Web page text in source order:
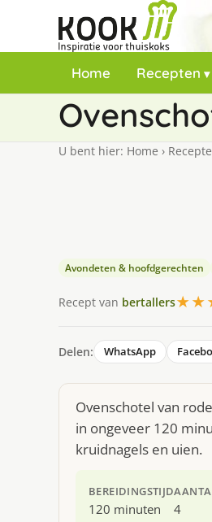
Home Recepten
U bent hier: Home ›
Avondeten & hoofdgerechten
Recept van bertallers
Delen: WhatsApp
Ovenschotel van
in ongeveer 120
kruidnagels en uien.
BEREIDINGSTIJD
120 minuten 4